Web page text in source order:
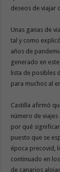
deseos de viajar
Unas ganas de
tal y como
años de
generado en
lista de posibles
para muchos al
Castilla afirmó
número de
por qué
puesto que se
época precovid,
continuado en
de canarios